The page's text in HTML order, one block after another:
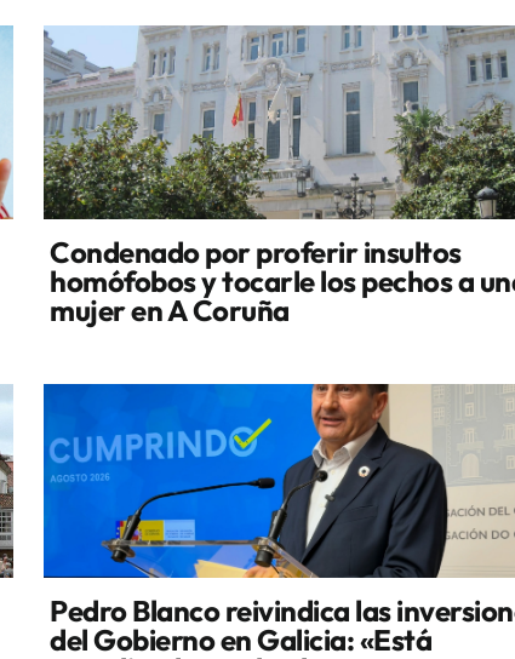
Condenado por proferir insultos
homófobos y tocarle los pechos a
mujer en A Coruña
Pedro Blanco reivindica las
del Gobierno en Galicia: «Está